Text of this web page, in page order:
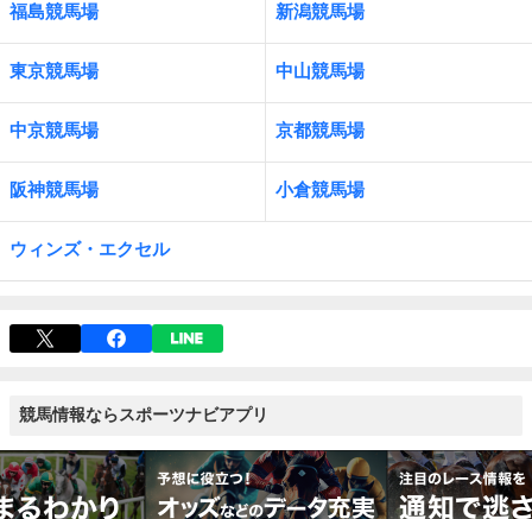
福島競馬場 新潟競馬場
東京競馬場 中山競馬場
中京競馬場 京都競馬場
阪神競馬場 小倉競馬場
ウィンズ・エクセル
競馬情報ならスポーツナビアプリ